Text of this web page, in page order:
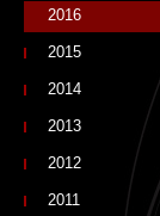
2016
2015
2014
2013
2012
2011